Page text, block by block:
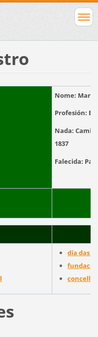
Nome: María
Profesión:
Nada:
1837
Falecida:
día das
concello